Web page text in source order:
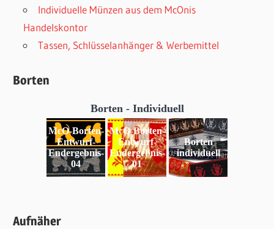
Individuelle Münzen aus dem McOnis
Handelskontor
Tassen, Schlüsselanhänger & Werbemittel
Borten
Borten - Individuell
McO-Borten-
Entwurf-
Endergebnis-
04
McO-Borten-
Entwurf-
Endergebnis-
01
Borten
individuell
Aufnäher